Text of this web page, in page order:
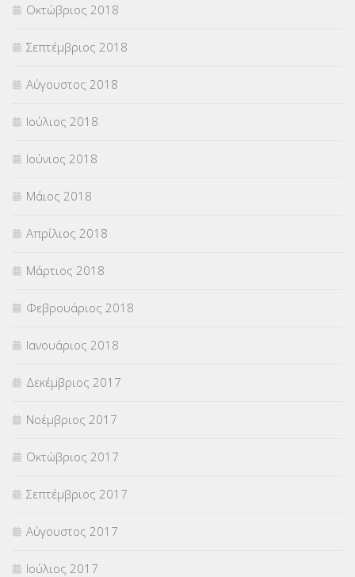
Οκτώβριος 2018
Σεπτέμβριος 2018
Αύγουστος 2018
Ιούλιος 2018
Ιούνιος 2018
Μάιος 2018
Απρίλιος 2018
Μάρτιος 2018
Φεβρουάριος 2018
Ιανουάριος 2018
Δεκέμβριος 2017
Νοέμβριος 2017
Οκτώβριος 2017
Σεπτέμβριος 2017
Αύγουστος 2017
Ιούλιος 2017